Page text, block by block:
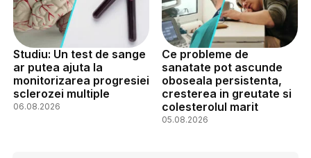
Studiu: Un test de sange
ar putea ajuta la
monitorizarea progresiei
sclerozei multiple
06.08.2026
Ce probleme de
sanatate pot ascunde
oboseala persistenta,
cresterea in greutate si
colesterolul marit
05.08.2026